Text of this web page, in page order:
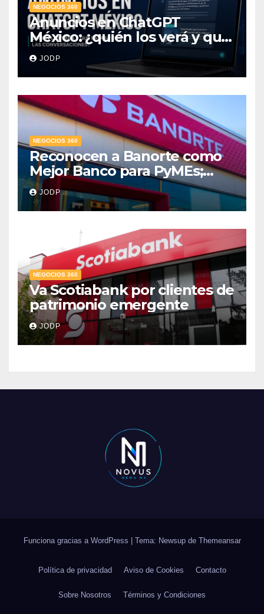
NEGOCIOS 360
Anuncios en ChatGPT
México: ¿quién los verá y qué
pasará con las
conversaciones?
JODP
NEGOCIOS 360
Reconocen a Banorte como
Mejor Banco para PyMEs;
supera 14% del mercado
crediticio
JODP
NEGOCIOS 360
Va Scotiabank por clientes de
patrimonio emergente
JODP
Funciona gracias a WordPress Tema: Newsup de Themeansar
Política de privacidad Aviso de Cookies Contacto
Sobre Nosotros Términos y Condiciones